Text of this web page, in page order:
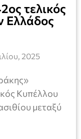
τελικός
Ελλάδος
2025
Κυπέλλου
μεταξύ